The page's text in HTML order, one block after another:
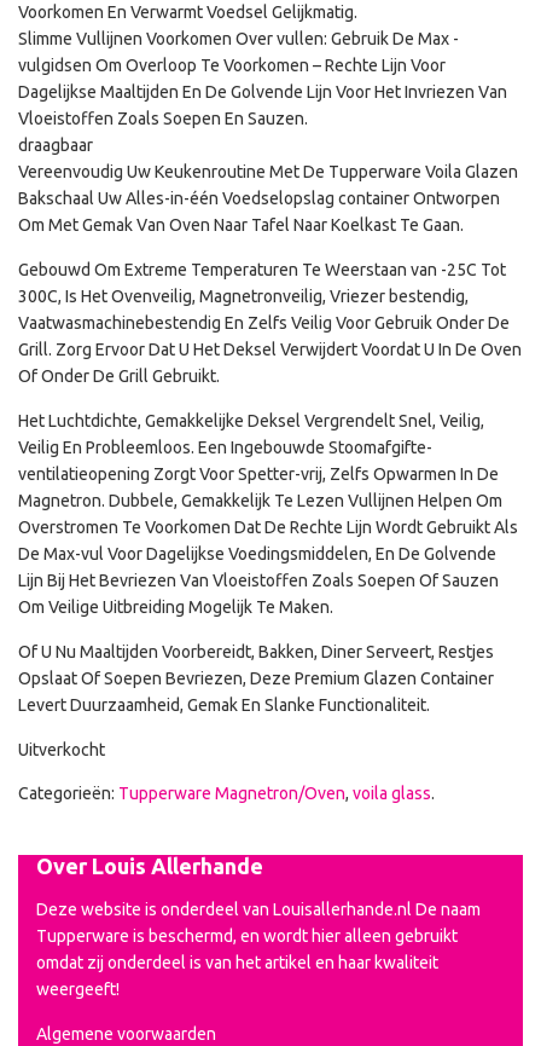
Voorkomen En Verwarmt Voedsel Gelijkmatig.
Slimme Vullijnen Voorkomen Over vullen: Gebruik De Max -
vulgidsen Om Overloop Te Voorkomen – Rechte Lijn Voor
Dagelijkse Maaltijden En De Golvende Lijn Voor Het Invriezen Van
Vloeistoffen Zoals Soepen En Sauzen.
draagbaar
Vereenvoudig Uw Keukenroutine Met De Tupperware Voila Glazen
Bakschaal Uw Alles-in-één Voedselopslag container Ontworpen
Om Met Gemak Van Oven Naar Tafel Naar Koelkast Te Gaan.
Gebouwd Om Extreme Temperaturen Te Weerstaan ​​van -25C Tot
300C, Is Het Ovenveilig, Magnetronveilig, Vriezer bestendig,
Vaatwasmachinebestendig En Zelfs Veilig Voor Gebruik Onder De
Grill. Zorg Ervoor Dat U Het Deksel Verwijdert Voordat U In De Oven
Of Onder De Grill Gebruikt.
Het Luchtdichte, Gemakkelijke Deksel Vergrendelt Snel, Veilig,
Veilig En Probleemloos. Een Ingebouwde Stoomafgifte-
ventilatieopening Zorgt Voor Spetter-vrij, Zelfs Opwarmen In De
Magnetron. Dubbele, Gemakkelijk Te Lezen Vullijnen Helpen Om
Overstromen Te Voorkomen Dat De Rechte Lijn Wordt Gebruikt Als
De Max-vul Voor Dagelijkse Voedingsmiddelen, En De Golvende
Lijn Bij Het Bevriezen Van Vloeistoffen Zoals Soepen Of Sauzen
Om Veilige Uitbreiding Mogelijk Te Maken.
Of U Nu Maaltijden Voorbereidt, Bakken, Diner Serveert, Restjes
Opslaat Of Soepen Bevriezen, Deze Premium Glazen Container
Levert Duurzaamheid, Gemak En Slanke Functionaliteit.
Uitverkocht
Categorieën: Tupperware Magnetron/Oven, voila glass.
Over Louis Allerhande
Deze website is onderdeel van Louisallerhande.nl De naam
Tupperware is beschermd, en wordt hier alleen gebruikt
omdat zij onderdeel is van het artikel en haar kwaliteit
weergeeft!
Algemene voorwaarden